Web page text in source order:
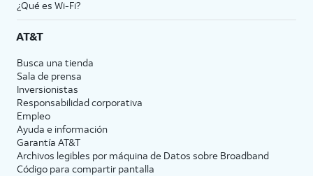
¿Qué es Wi-Fi?
AT&T
Busca una tienda
Sala de prensa
Inversionistas
Responsabilidad corporativa
Empleo
Ayuda e información
Garantía AT&T
Archivos legibles por máquina de Datos sobre Broadband
Código para compartir pantalla